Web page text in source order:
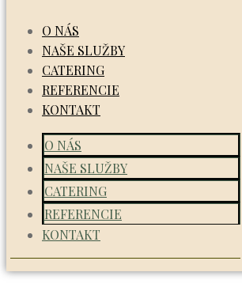
O NÁS
NAŠE SLUŽBY
CATERING
REFERENCIE
KONTAKT
O NÁS
NAŠE SLUŽBY
CATERING
REFERENCIE
KONTAKT